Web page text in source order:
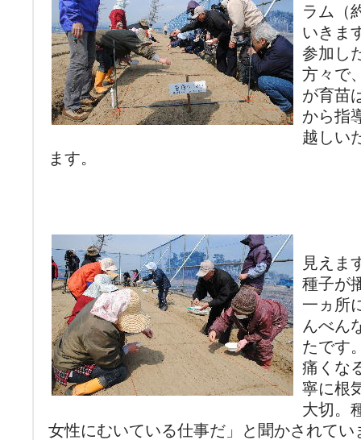
ラム（
いきま
参加し
方々で
が育苗
から指
越しい
ます。
見えま
種子が
一ヵ所
んべん
たです
痛くな
寧に根
大切。
女性にむいている仕事だ」と聞かされて